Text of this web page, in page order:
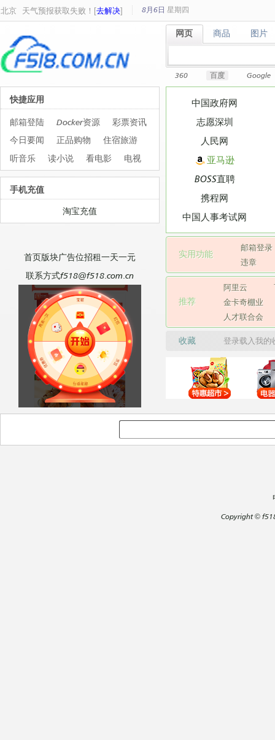
北京 天气预报获取失败！[去解决] 8月6日 星期四
网页
网页 商品
商品 图片
图片
360 百度 Google
中国政府网
志愿深圳
人民网
亚马逊
BOSS直聘
携程网
中国人事考试网
实用功能
邮箱登录
违章
推荐
阿里云
金卡奇棚业
人才联合会
收藏 登录载入我
快捷应用
邮箱登陆 Docker资源
彩票资讯
今日要闻
正品购物
住宿旅游
听音乐
读小说 看电影 电视
手机充值
淘宝充值
首页版块广告位招租一天一元
联系方式f518@f518.com.cn
Copyright©